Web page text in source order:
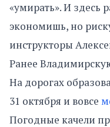
«умирать». И здесь
экономишь, но
инструкторы
Ранее
На дорогах
31 октября и вовсе
Погодные качели